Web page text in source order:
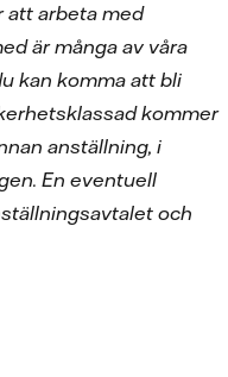
att arbeta med
är många av våra
kan komma att bli
kommer
anställning, i
En eventuell
och